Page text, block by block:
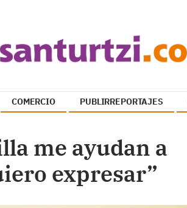
COMERCIO PUBLIRREPORTAJES
me ayudan a
expresar”